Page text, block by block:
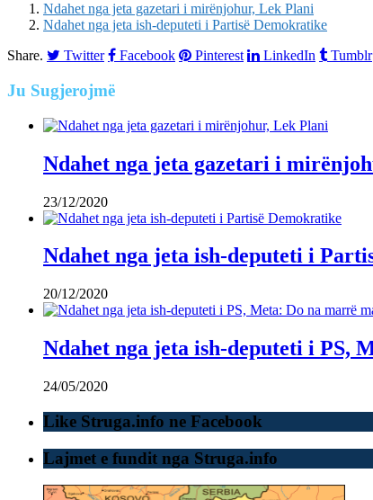
Ndahet nga jeta gazetari i mirënjohur, Lek Plani
Ndahet nga jeta ish-deputeti i Partisë Demokratike
Share.
Twitter Facebook Pinterest LinkedIn Tumblr
Ju Sugjerojmë
Ndahet nga jeta gazetari i
23/12/2020
Ndahet nga jeta ish-deputeti i
20/12/2020
Ndahet nga jeta ish-deputeti i PS,
24/05/2020
Like Struga.info ne Facebook
Lajmet e fundit nga Struga.info